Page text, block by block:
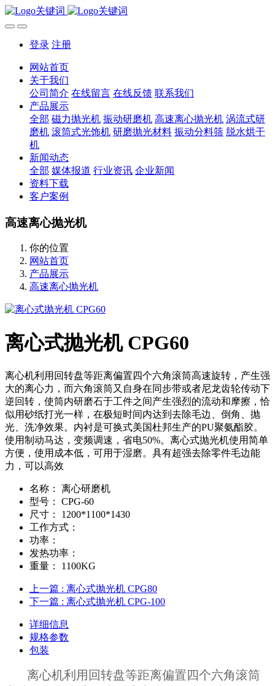
登录 注册
网站首页
关于我们
公司简介 在线留言 在线反馈 联系我们
产品展示
全部 磁力抛光机 振动研磨机 高速离心抛光机 涡流式研
磨机 滚筒式光饰机 研磨抛光材料 振动分料筛 脱水烘干
机
新闻动态
全部 媒体报道 行业资讯 企业新闻
资料下载
客户案例
高速离心抛光机
你的位置
网站首页
产品展示
高速离心抛光机
离心式抛光机 CPG60
离心机利用回转盘等距离偏置四个六角滚筒高速旋转，产生强
大的离心力，而六角滚筒又自身在同步带或者尼龙齿轮传动下
逆回转，使筒内研磨石于工件之间产生强烈的流动和摩擦，恰
似用砂纸打光一样，在极短时间内达到去除毛边、倒角、抛
光、洗净效果。内衬是可换式美国杜邦生产的PU聚氨酯胶。
使用制动马达，变频调速，省电50%。离心式抛光机使用简单
方便，使用成本低，可用于湿磨。具有超强去除零件毛边能
力，可以高效
名称：
离心研磨机
型号：
CPG-60
尺寸：
1200*1100*1430
工作方式：
功率：
发热功率：
重量：
1100KG
上一篇 : 离心式抛光机 CPG80
下一篇 : 离心式抛光机 CPG-100
详细信息
规格参数
包装
离心机利用回转盘等距离偏置四个六角滚筒